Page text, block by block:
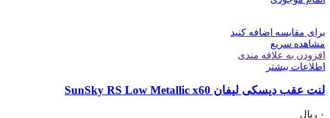
برای مقایسه اضافه کنید
مشاهده سریع
افزودن به علاقه مندی
اطلاعات بیشتر
لنت عقب دیسکی ليفان SunSky RS Low Metallic x60
۰ ریال